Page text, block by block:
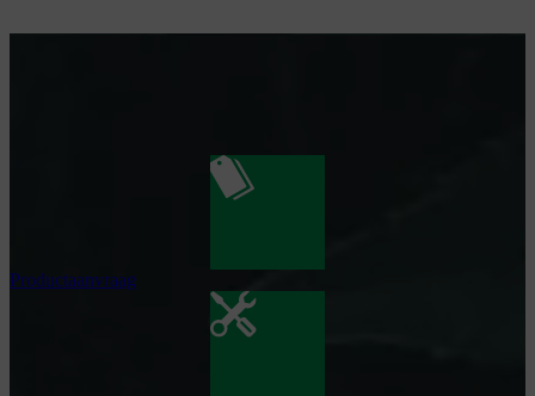
Productaanvraag